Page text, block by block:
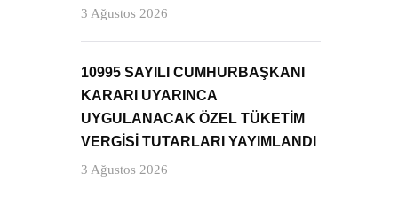
3 Ağustos 2026
10995 SAYILI CUMHURBAŞKANI
KARARI UYARINCA
UYGULANACAK ÖZEL TÜKETİM
VERGİSİ TUTARLARI YAYIMLANDI
3 Ağustos 2026